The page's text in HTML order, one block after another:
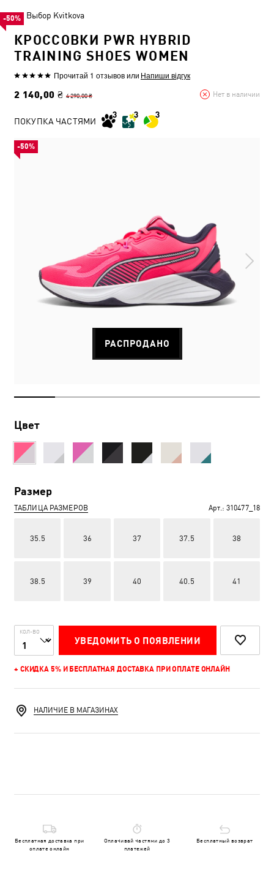
Выбор Kvitkova
КРОССОВКИ PWR HYBRID
TRAINING SHOES WOMEN
Прочитай 1 отзывовили Напиши відгук
2 140,00 ₴ 4 290,00 ₴ Нет в наличии
-50%
ПОКУПКА ЧАСТЯМИ
РАСПРОДАНО
Цвет
Размер
ТАБЛИЦА РАЗМЕРОВ Арт.: 310477_18
35.5 36 37 37.5 38
38.5 39 40 40.5 41
КОЛ-ВО
УВЕДОМИТЬ О ПОЯВЛЕНИИ
+ СКИДКА 5% И БЕСПЛАТНАЯ ДОСТАВКА ПРИ ОПЛАТЕ ОНЛАЙН
-50%
НАЛИЧИЕ В МАГАЗИНАХ
Бесплатная доставка при
оплате онлайн
Оплачивай частями до 3
платежей
Бесплатный возврат